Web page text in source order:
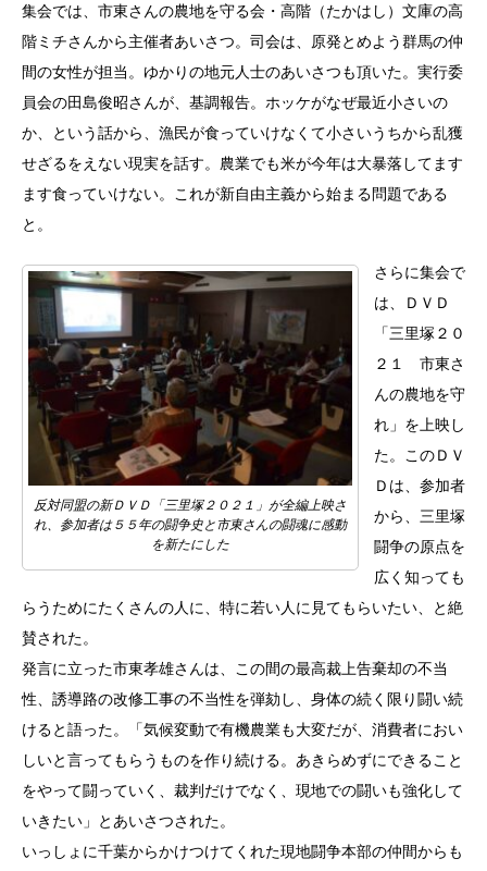
集会では、市東さんの農地を守る会・高階（たかはし）文庫の高
階ミチさんから主催者あいさつ。司会は、原発とめよう群馬の仲
間の女性が担当。ゆかりの地元人士のあいさつも頂いた。実行委
員会の田島俊昭さんが、基調報告。ホッケがなぜ最近小さいの
か、という話から、漁民が食っていけなくて小さいうちから乱獲
せざるをえない現実を話す。農業でも米が今年は大暴落してます
ます食っていけない。これが新自由主義から始まる問題である
と。
反対同盟の新ＤＶＤ「三里塚２０２１」が全編上映さ
れ、参加者は５５年の闘争史と市東さんの闘魂に感動
を新たにした
さらに集会で
は、ＤＶＤ
「三里塚２０
２１ 市東さ
んの農地を守
れ」を上映し
た。このＤＶ
Ｄは、参加者
から、三里塚
闘争の原点を
広く知っても
らうためにたくさんの人に、特に若い人に見てもらいたい、と絶
賛された。
発言に立った市東孝雄さんは、この間の最高裁上告棄却の不当
性、誘導路の改修工事の不当性を弾劾し、身体の続く限り闘い続
けると語った。「気候変動で有機農業も大変だが、消費者におい
しいと言ってもらうものを作り続ける。あきらめずにできること
をやって闘っていく、裁判だけでなく、現地での闘いも強化して
いきたい」とあいさつされた。
いっしょに千葉からかけつけてくれた現地闘争本部の仲間からも